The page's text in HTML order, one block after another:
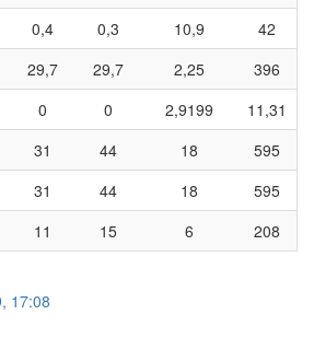
0,4 0,3 10,9
42
29,7 29,7 2,25
396
0 0 2,9199
11,31
31 44 18
595
31 44 18
595
11 15 6 208
17:08